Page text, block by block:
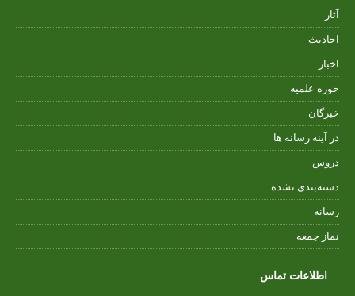
آثار
احادیث
اخبار
حوزه علمیه
خبرگان
در آینه رسانه ها
دروس
دسته‌بندی نشده
رسانه
نماز جمعه
اطلاعات تماس